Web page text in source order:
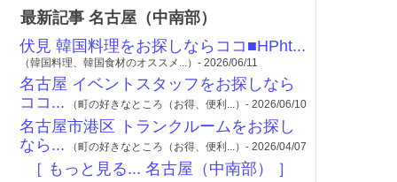
最新記事 名古屋（中南部）
伏見 韓国料理をお探しならココ■HPht...
（韓国料理、韓国食材のオススメ...）- 2026/06/11
名古屋 イベントスタッフをお探しなら
ココ... （町の好きなところ（お得、便利...）- 2026/06/10
名古屋市港区 トランクルームをお探し
なら... （町の好きなところ（お得、便利...）- 2026/04/07
［ もっと見る... 名古屋（中南部） ］